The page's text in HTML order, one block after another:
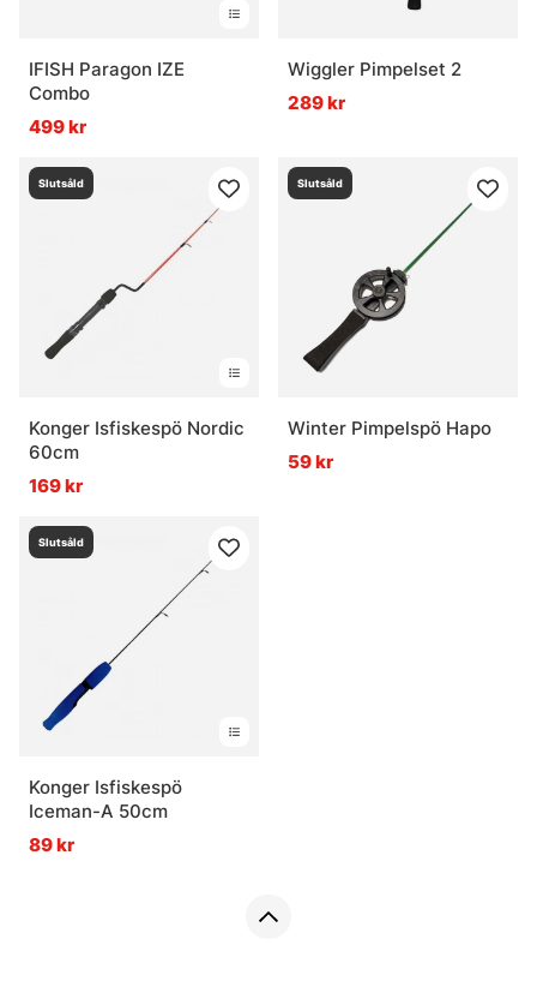
IFISH Paragon IZE
Combo
499 kr
Wiggler Pimpelset 2
289 kr
Slutsåld
Konger Isfiskespö Nordic
60cm
169 kr
Slutsåld
Winter Pimpelspö Hapo
59 kr
Slutsåld
Konger Isfiskespö
Iceman-A 50cm
89 kr